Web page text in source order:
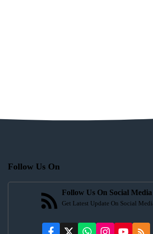
Follow Us On
Follow Us On Social Media
Get Latest Update On Social